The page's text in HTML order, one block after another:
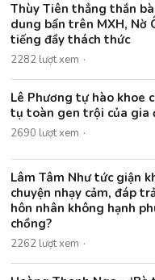
Thùy Tiên thẳng thắn
dung bẩn trên MXH, Nờ
tiếng đầy thách thức
2282 lượt xem
Lê Phương tự hào khoe
tụ toàn gen trội của gia
2690 lượt xem
Lâm Tâm Như tức giận
chuyện nhạy cảm, đáp
hôn nhân không hạnh
chồng?
2262 lượt xem